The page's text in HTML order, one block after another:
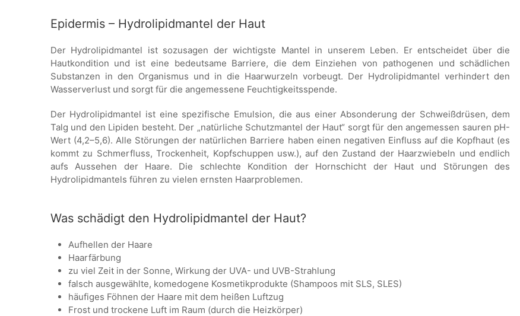
Epidermis – Hydrolipidmantel der Haut
Der Hydrolipidmantel ist sozusagen der wichtigste Mantel in unserem Leben. Er entscheidet über die
Hautkondition und ist eine bedeutsame Barriere, die dem Einziehen von pathogenen und schädlichen
Substanzen in den Organismus und in die Haarwurzeln vorbeugt. Der Hydrolipidmantel verhindert den
Wasserverlust und sorgt für die angemessene Feuchtigkeitsspende.
Der Hydrolipidmantel ist eine spezifische Emulsion, die aus einer Absonderung der Schweißdrüsen, dem
Talg und den Lipiden besteht. Der „natürliche Schutzmantel der Haut“ sorgt für den angemessen sauren pH-
Wert (4,2–5,6). Alle Störungen der natürlichen Barriere haben einen negativen Einfluss auf die Kopfhaut (es
kommt zu Schmerfluss, Trockenheit, Kopfschuppen usw.), auf den Zustand der Haarzwiebeln und endlich
aufs Aussehen der Haare. Die schlechte Kondition der Hornschicht der Haut und Störungen des
Hydrolipidmantels führen zu vielen ernsten Haarproblemen.
Was schädigt den Hydrolipidmantel der Haut?
Aufhellen der Haare
Haarfärbung
zu viel Zeit in der Sonne, Wirkung der UVA- und UVB-Strahlung
falsch ausgewählte, komedogene Kosmetikprodukte (Shampoos mit SLS, SLES)
häufiges Föhnen der Haare mit dem heißen Luftzug
Frost und trockene Luft im Raum (durch die Heizkörper)